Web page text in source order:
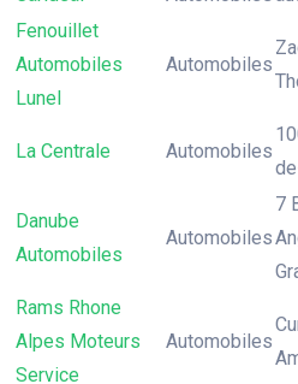
Fenouillet
Automobiles
Lunel
Automobiles
La Centrale Automobiles
Danube
Automobiles
Automobiles
7
Rams Rhone
Alpes Moteurs
Service
Automobiles